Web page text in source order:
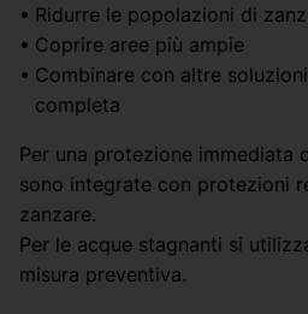
Ridurre le popolazioni di
Coprire aree più ampie
Combinare con altre
completa
Per una protezione immediata
sono integrate con protezioni
zanzare.
Per le acque stagnanti si
misura preventiva.